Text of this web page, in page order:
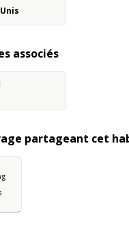
associés
partageant cet